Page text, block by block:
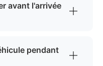
avant l'arrivée
pendant